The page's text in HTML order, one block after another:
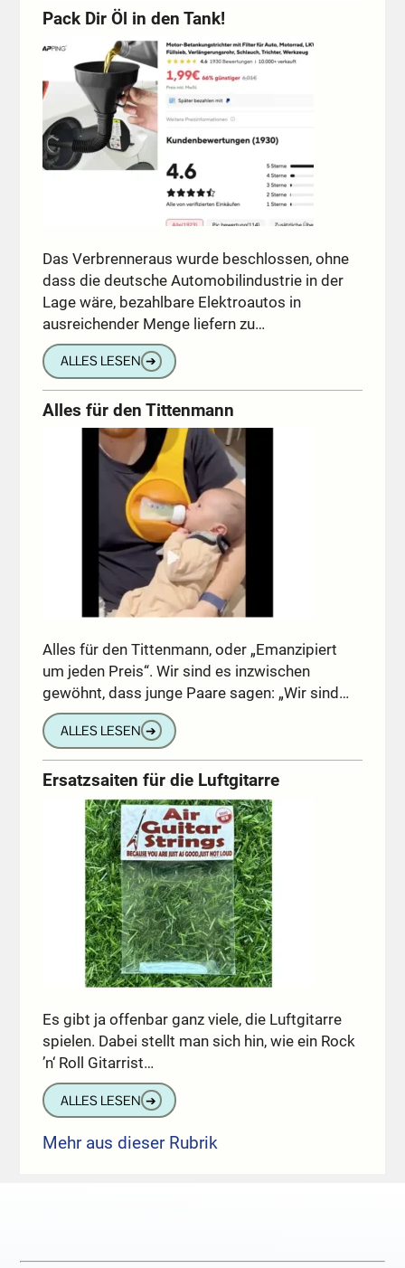
Pack Dir Öl in den Tank!
Das Verbrenneraus wurde beschlossen, ohne
dass die deutsche Automobilindustrie in der
Lage wäre, bezahlbare Elektroautos in
ausreichender Menge liefern zu…
ALLES LESEN ➔
Alles für den Tittenmann
Alles für den Tittenmann, oder „Emanzipiert
um jeden Preis“. Wir sind es inzwischen
gewöhnt, dass junge Paare sagen: „Wir sind…
ALLES LESEN ➔
Ersatzsaiten für die Luftgitarre
Es gibt ja offenbar ganz viele, die Luftgitarre
spielen. Dabei stellt man sich hin, wie ein Rock
’n‘ Roll Gitarrist…
ALLES LESEN ➔
Mehr aus dieser Rubrik